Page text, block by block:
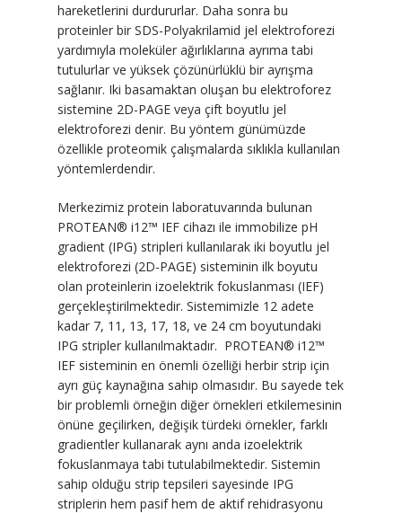
hareketlerini durdururlar. Daha sonra bu
proteinler bir SDS-Polyakrilamid jel elektroforezi
yardımıyla moleküler ağırlıklarına ayrıma tabi
tutulurlar ve yüksek çözünürlüklü bir ayrışma
sağlanır. Iki basamaktan oluşan bu elektroforez
sistemine 2D-PAGE veya çift boyutlu jel
elektroforezi denir. Bu yöntem günümüzde
özellikle proteomik çalışmalarda sıklıkla kullanılan
yöntemlerdendir.
Merkezimiz protein laboratuvarında bulunan
PROTEAN® i12™ IEF cihazı ile immobilize pH
gradient (IPG) stripleri kullanılarak iki boyutlu jel
elektroforezi (2D-PAGE) sisteminin ilk boyutu
olan proteinlerin izoelektrik fokuslanması (IEF)
gerçekleştirilmektedir. Sistemimizle 12 adete
kadar 7, 11, 13, 17, 18, ve 24 cm boyutundaki
IPG stripler kullanılmaktadır. PROTEAN® i12™
IEF sisteminin en önemli özelliği herbir strip için
ayrı güç kaynağına sahip olmasıdır. Bu sayede tek
bir problemli örneğin diğer örnekleri etkilemesinin
önüne geçilirken, değişik türdeki örnekler, farklı
gradientler kullanarak aynı anda izoelektrik
fokuslanmaya tabi tutulabilmektedir. Sistemin
sahip olduğu strip tepsileri sayesinde IPG
striplerin hem pasif hem de aktif rehidrasyonu